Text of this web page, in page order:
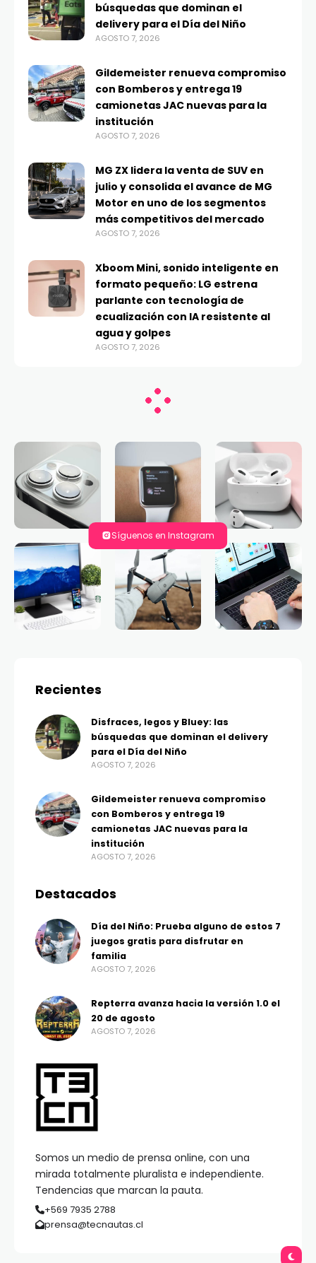
búsquedas que dominan el
delivery para el Día del Niño
AGOSTO 7, 2026
Gildemeister renueva compromiso
con Bomberos y entrega 19
camionetas JAC nuevas para la
institución
AGOSTO 7, 2026
MG ZX lidera la venta de SUV en
julio y consolida el avance de MG
Motor en uno de los segmentos
más competitivos del mercado
AGOSTO 7, 2026
Xboom Mini, sonido inteligente en
formato pequeño: LG estrena
parlante con tecnología de
ecualización con IA resistente al
agua y golpes
AGOSTO 7, 2026
Síguenos en Instagram
Somos un medio de prensa online, con una
mirada totalmente pluralista e independiente.
Tendencias que marcan la pauta.
+569 7935 2788
prensa@tecnautas.cl
Recientes
Disfraces, legos y Bluey: las
búsquedas que dominan el delivery
para el Día del Niño
AGOSTO 7, 2026
Gildemeister renueva compromiso
con Bomberos y entrega 19
camionetas JAC nuevas para la
institución
AGOSTO 7, 2026
Destacados
Día del Niño: Prueba alguno de estos 7
juegos gratis para disfrutar en
familia
AGOSTO 7, 2026
Repterra avanza hacia la versión 1.0 el
20 de agosto
AGOSTO 7, 2026